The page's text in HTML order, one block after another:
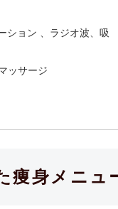
ション 、ラジオ波、吸
ッサージ
痩身メニュ